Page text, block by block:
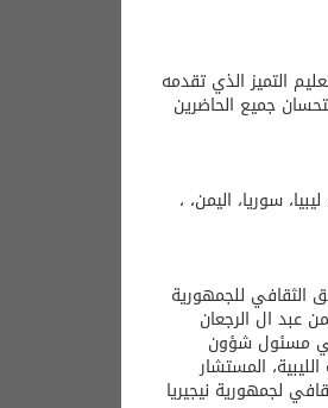
التميز الذي تقدمه
جميع الحاضرين
سوريا، اليمن، ،
الثقافي للجمهورية
عبد ال الرجعان
مسئول شؤون
المستشار
لجمهورية نيجيريا